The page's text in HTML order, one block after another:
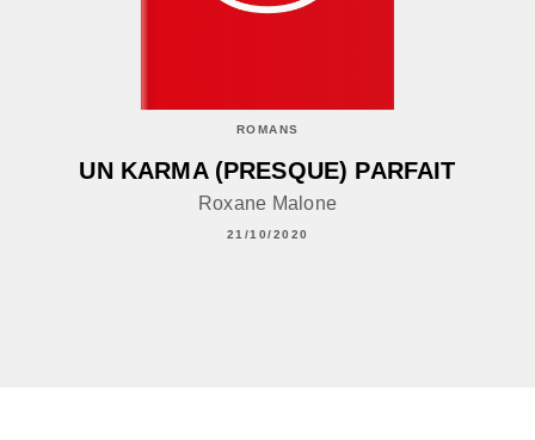
ROMANS
UN KARMA (PRESQUE) PARFAIT
Roxane Malone
21/10/2020